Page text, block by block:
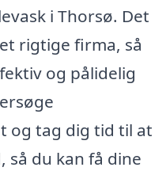
i Thorsø. Det
rigtige firma, så
og pålidelig
og tag dig tid til at
du kan få dine